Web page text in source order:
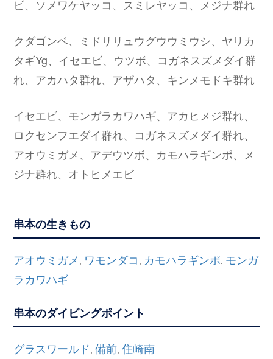
ビ、ソメワケヤッコ、スミレヤッコ、メジナ群れ
クダゴンベ、ミドリリュウグウウミウシ、ヤリカ
タギYg、イセエビ、ウツボ、コガネスズメダイ群
れ、アカハタ群れ、アザハタ、キンメモドキ群れ
イセエビ、モンガラカワハギ、アカヒメジ群れ、
ロクセンフエダイ群れ、コガネスズメダイ群れ、
アオウミガメ、アデウツボ、カモハラギンポ、メ
ジナ群れ、オトヒメエビ
串本の生きもの
アオウミガメ , ワモンダコ , カモハラギンポ, モンガ
ラカワハギ
串本のダイビングポイント
グラスワールド,備前,住崎南